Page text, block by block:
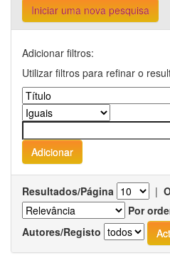
Iniciar uma nova pesquisa
Adicionar filtros:
Utilizar filtros para refinar o
Resultados/Página |
Por
Autores/Registo